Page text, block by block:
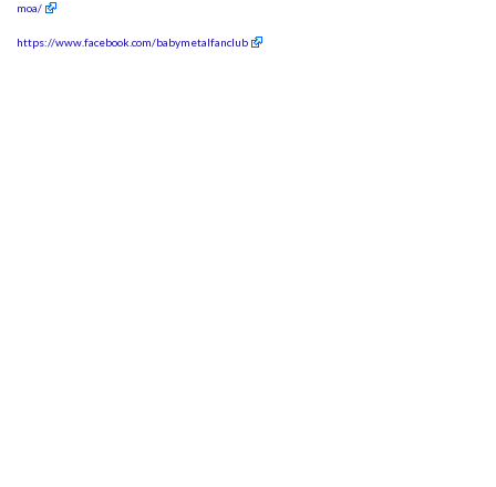
moa/
https://www.facebook.com/babymetalfanclub